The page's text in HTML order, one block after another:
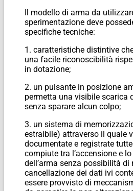
Il modello di arma da
sperimentazione deve
specifiche tecniche:
1. caratteristiche distintive
una facile riconoscibilità
in dotazione;
2. un pulsante in posizione
permetta una visibile scarica
senza sparare alcun colpo;
3. un sistema di
estraibile) attraverso il quale
documentate e registrate
compiute tra l’accensione e
dell’arma senza possibilità di
cancellazione dei dati ivi
essere provvisto di